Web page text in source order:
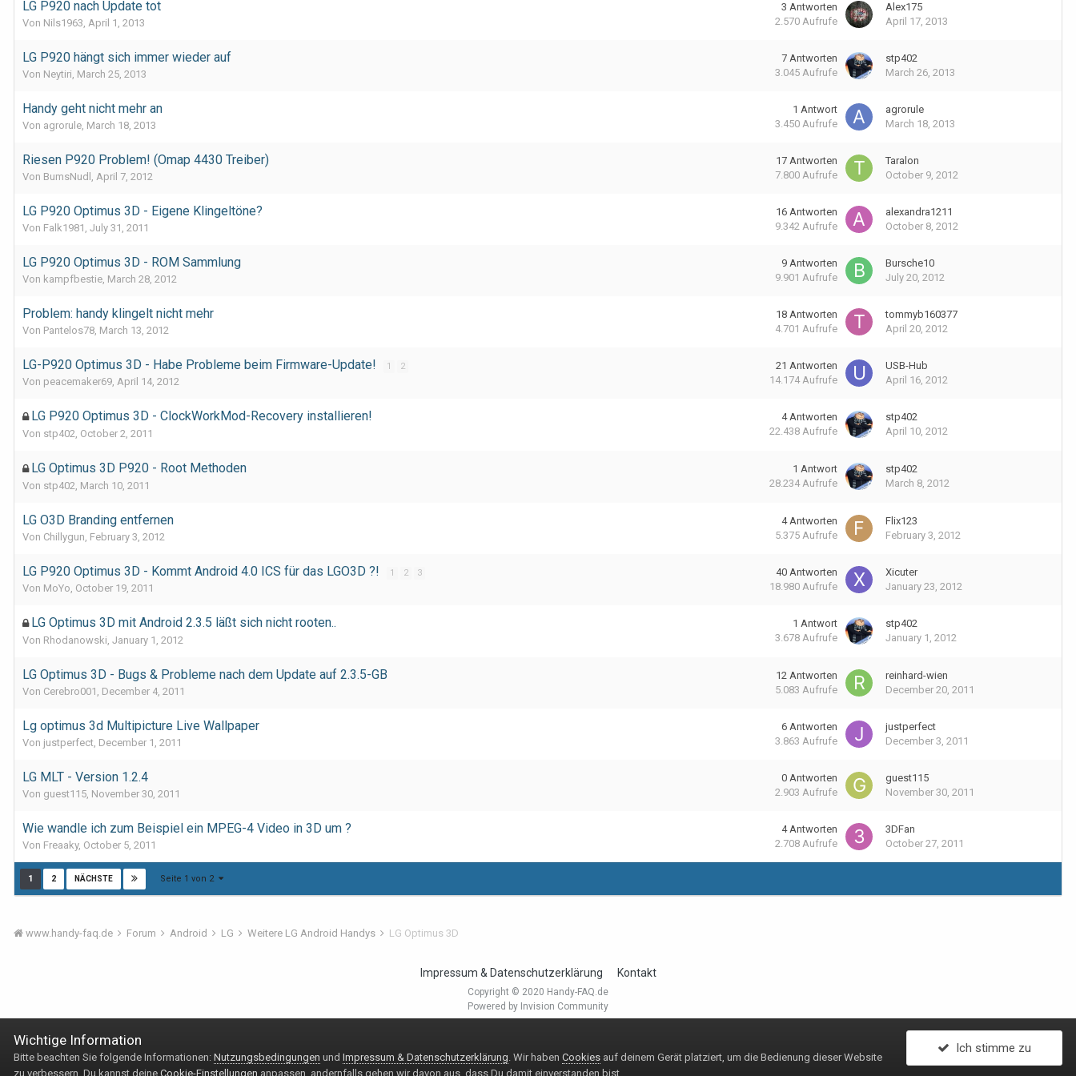
LG P920 nach Update tot
Von Nils1963, April 1, 2013
3 Antworten
2.570 Aufrufe
Alex175
April 17, 2013
LG P920 hängt sich immer wieder auf
Von Neytiri, March 25, 2013
7 Antworten
3.045 Aufrufe
stp402
March 26, 2013
Handy geht nicht mehr an
Von agrorule, March 18, 2013
1 Antwort
3.450 Aufrufe
agrorule
March 18, 2013
Riesen P920 Problem! (Omap 4430 Treiber)
Von BumsNudl, April 7, 2012
17 Antworten
7.800 Aufrufe
Taralon
October 9, 2012
LG P920 Optimus 3D - Eigene Klingeltöne?
Von Falk1981, July 31, 2011
16 Antworten
9.342 Aufrufe
alexandra1211
October 8, 2012
LG P920 Optimus 3D - ROM Sammlung
Von kampfbestie, March 28, 2012
9 Antworten
9.901 Aufrufe
Bursche10
July 20, 2012
Problem: handy klingelt nicht mehr
Von Pantelos78, March 13, 2012
18 Antworten
4.701 Aufrufe
tommyb160377
April 20, 2012
LG-P920 Optimus 3D - Habe Probleme beim Firmware-Update! 1 2
Von peacemaker69, April 14, 2012
21 Antworten
14.174 Aufrufe
USB-Hub
April 16, 2012
LG P920 Optimus 3D - ClockWorkMod-Recovery installieren!
Von stp402, October 2, 2011
4 Antworten
22.438 Aufrufe
stp402
April 10, 2012
LG Optimus 3D P920 - Root Methoden
Von stp402, March 10, 2011
1 Antwort
28.234 Aufrufe
stp402
March 8, 2012
LG O3D Branding entfernen
Von Chillygun, February 3, 2012
4 Antworten
5.375 Aufrufe
Flix123
February 3, 2012
LG P920 Optimus 3D - Kommt Android 4.0 ICS für das LGO3D ?! 1 2 3
Von MoYo, October 19, 2011
40 Antworten
18.980 Aufrufe
Xicuter
January 23, 2012
LG Optimus 3D mit Android 2.3.5 läßt sich nicht rooten..
Von Rhodanowski, January 1, 2012
1 Antwort
3.678 Aufrufe
stp402
January 1, 2012
LG Optimus 3D - Bugs & Probleme nach dem Update auf 2.3.5-GB
Von Cerebro001, December 4, 2011
12 Antworten
5.083 Aufrufe
reinhard-wien
December 20, 2011
Lg optimus 3d Multipicture Live Wallpaper
Von justperfect, December 1, 2011
6 Antworten
3.863 Aufrufe
justperfect
December 3, 2011
LG MLT - Version 1.2.4
Von guest115, November 30, 2011
0 Antworten
2.903 Aufrufe
guest115
November 30, 2011
Wie wandle ich zum Beispiel ein MPEG-4 Video in 3D um ?
Von Freaaky, October 5, 2011
4 Antworten
2.708 Aufrufe
3DFan
October 27, 2011
1 2 NÄCHSTE Seite 1 von 2
www.handy-faq.de Forum Android LG Weitere LG Android Handys LG Optimus 3D
Impressum & Datenschutzerklärung Kontakt
Copyright © 2020 Handy-FAQ.de
Powered by Invision Community
Wichtige Information
Bitte beachten Sie folgende Informationen: Nutzungsbedingungen und Impressum & Datenschutzerklärung. Wir haben Cookies auf deinem Gerät platziert, um die Bedienung dieser Website
zu verbessern. Du kannst deine Cookie-Einstellungen anpassen, andernfalls gehen wir davon aus, dass Du damit einverstanden bist.
Ich stimme zu